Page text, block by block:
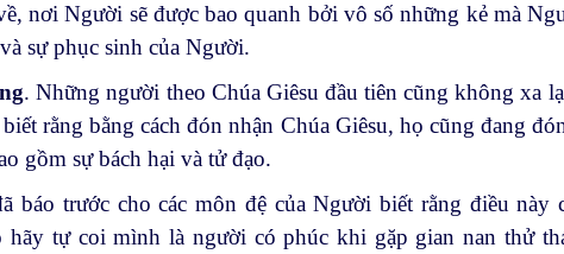
nơi Người sẽ được bao quanh bởi vô số những kẻ mà
sự phục sinh của Người.
. Những người theo Chúa Giêsu đầu tiên cũng không xa
rằng bằng cách đón nhận Chúa Giêsu, họ cũng đang
gồm sự bách hại và tử đạo.
báo trước cho các môn đệ của Người biết rằng điều này
tự coi mình là người có phúc khi gặp gian nan thử